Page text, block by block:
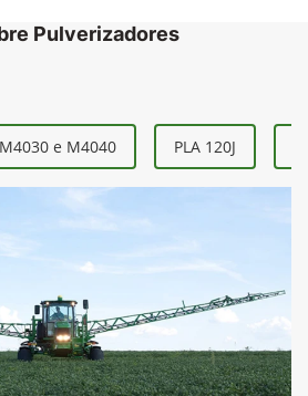
Pulverizadores
e M4040 PLA 120J